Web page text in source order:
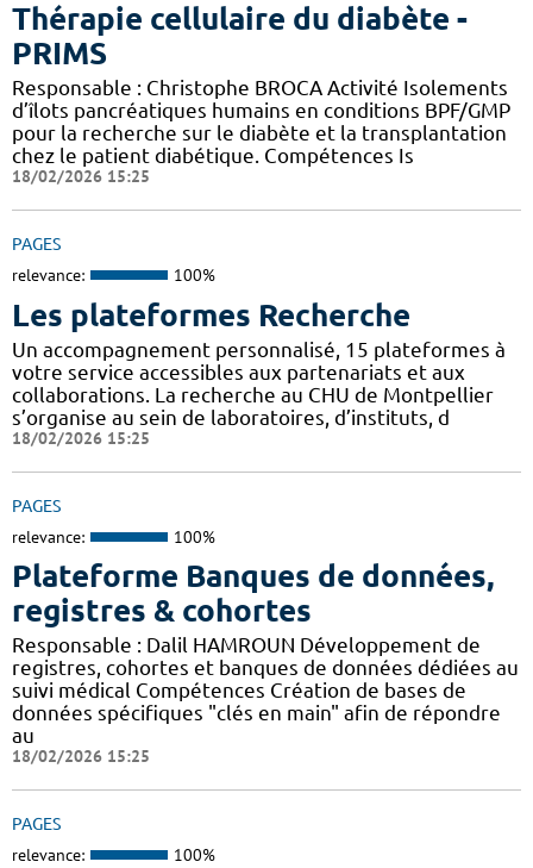
Thérapie cellulaire du diabète -
PRIMS
Responsable : Christophe BROCA Activité Isolements
d’îlots pancréatiques humains en conditions BPF/GMP
pour la recherche sur le diabète et la transplantation
chez le patient diabétique. Compétences Is
18/02/2026 15:25
PAGES
relevance: 100%
Les plateformes Recherche
Un accompagnement personnalisé, 15 plateformes à
votre service accessibles aux partenariats et aux
collaborations. La recherche au CHU de Montpellier
s’organise au sein de laboratoires, d’instituts, d
18/02/2026 15:25
PAGES
relevance: 100%
Plateforme Banques de données,
registres & cohortes
Responsable : Dalil HAMROUN Développement de
registres, cohortes et banques de données dédiées au
suivi médical Compétences Création de bases de
données spécifiques "clés en main" afin de répondre
au
18/02/2026 15:25
PAGES
relevance: 100%